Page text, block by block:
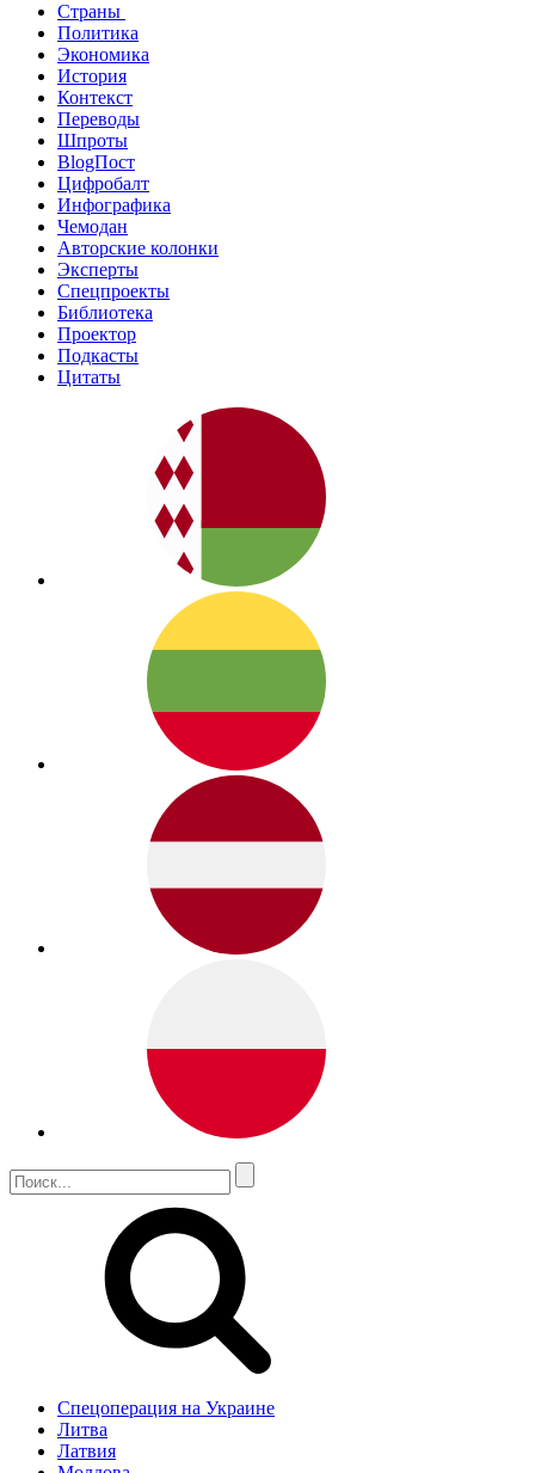
Страны
Политика
Экономика
История
Контекст
Переводы
Шпроты
BlogПост
Цифробалт
Инфографика
Чемодан
Авторские колонки
Эксперты
Спецпроекты
Библиотека
Проектор
Подкасты
Цитаты
Спецоперация на Украине
Литва
Латвия